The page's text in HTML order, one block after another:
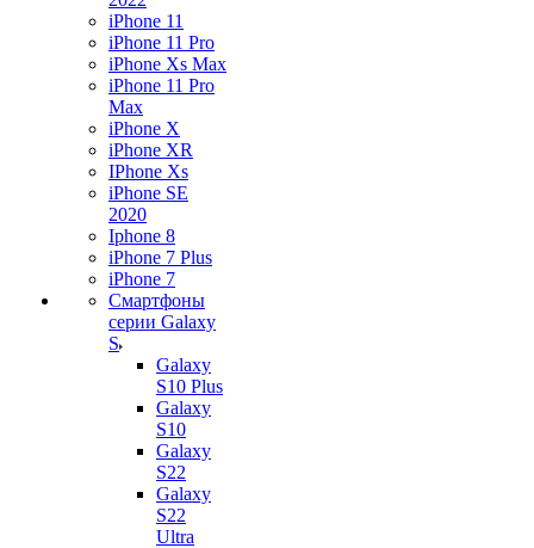
iPhone 11
iPhone 11 Pro
iPhone Xs Max
iPhone 11 Pro
Max
iPhone X
iPhone XR
IPhone Xs
iPhone SE
2020
Iphone 8
iPhone 7 Plus
iPhone 7
Смартфоны
серии Galaxy
S
Galaxy
S10 Plus
Galaxy
S10
Galaxy
S22
Galaxy
S22
Ultra